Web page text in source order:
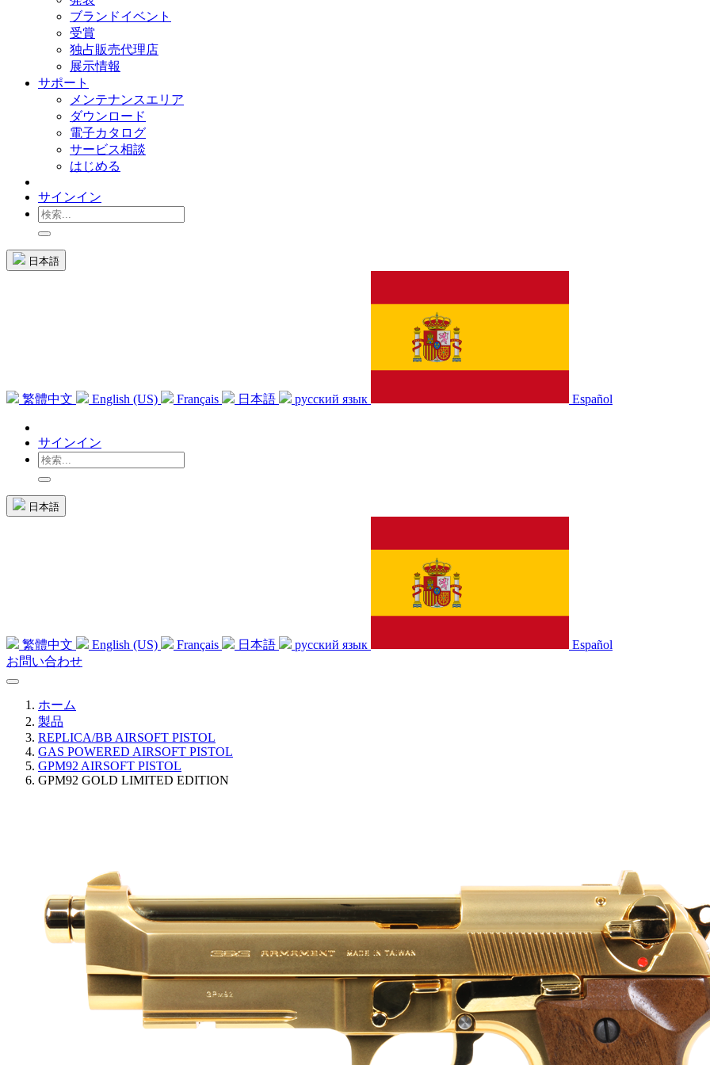
ブランドイベント
受賞
独占販売代理店
展示情報
サポート
メンテナンスエリア
ダウンロード
電子カタログ
サービス相談
はじめる
サインイン
日本語
繁體中文 English (US) Français 日本語 русский язык Español
サインイン
日本語
繁體中文 English (US) Français 日本語 русский язык
Español
お問い合わせ
ホーム
製品
REPLICA/BB AIRSOFT PISTOL
GAS POWERED AIRSOFT PISTOL
GPM92 AIRSOFT PISTOL
GPM92 GOLD LIMITED EDITION